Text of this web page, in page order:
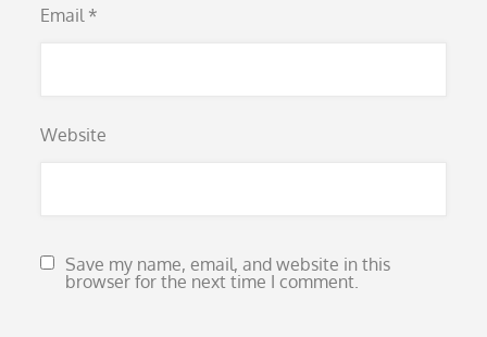
Email *
Website
Save my name, email, and website in this
browser for the next time I comment.